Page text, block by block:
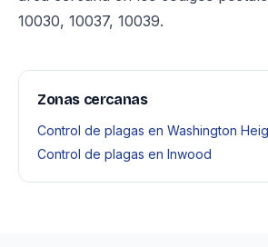
10030, 10037, 10039.
Zonas cercanas
Control de plagas en Washington
Control de plagas en Inwood